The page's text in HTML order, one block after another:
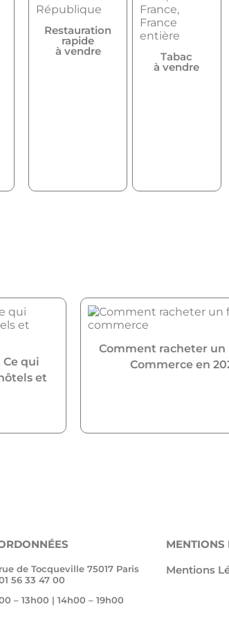
Restauration
rapide
à vendre Tabac
à vendre
qui
et
Comment racheter un
Commerce en
de Tocqueville 75017 Paris
56 33 47 00
– 13h00 | 14h00 – 19h00
MENTIONS
Mentions